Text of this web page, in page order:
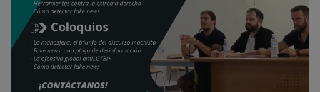
Rechazar cookies Política de cookies